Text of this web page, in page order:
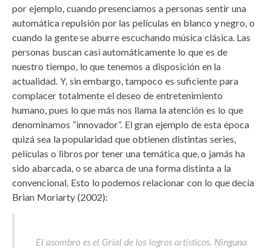
por ejemplo, cuando presenciamos a personas sentir una
automática repulsión por las películas en blanco y negro, o
cuando la gente se aburre escuchando música clásica. Las
personas buscan casi automáticamente lo que es de
nuestro tiempo, lo que tenemos a disposición en la
actualidad. Y, sin embargo, tampoco es suficiente para
complacer totalmente el deseo de entretenimiento
humano, pues lo que más nos llama la atención es lo que
denominamos “innovador”. El gran ejemplo de esta época
quizá sea la popularidad que obtienen distintas series,
películas o libros por tener una temática que, o jamás ha
sido abarcada, o se abarca de una forma distinta a la
convencional. Esto lo podemos relacionar con lo que decía
Brian Moriarty (2002):
El asombro es el Grial de los logros artísticos. Ninguna